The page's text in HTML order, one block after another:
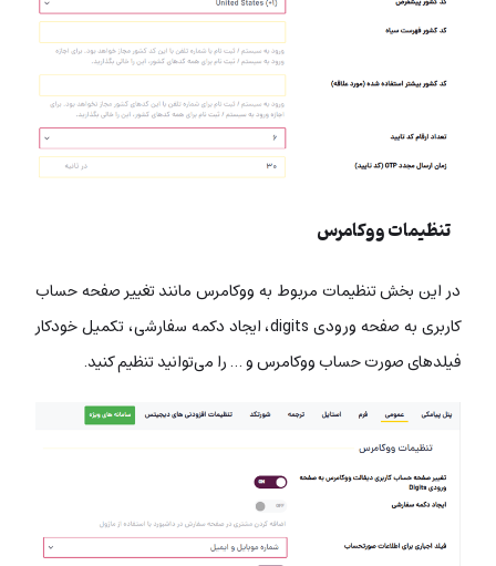
تنظیمات ووکامرس
در این بخش تنظیمات مربوط به ووکامرس مانند تغییر صفحه حساب
کاربری به صفحه ورودی digits، ایجاد دکمه سفارشی، تکمیل خودکار
فیلدهای صورت حساب ووکامرس و … را می‌توانید تنظیم کنید.